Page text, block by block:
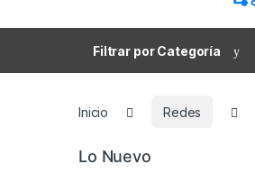
Filtrar por Categoría
Inicio Redes
Lo Nuevo